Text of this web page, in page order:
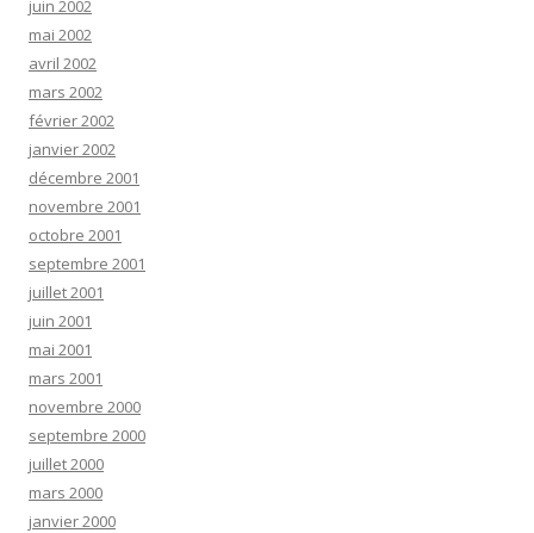
juin 2002
mai 2002
avril 2002
mars 2002
février 2002
janvier 2002
décembre 2001
novembre 2001
octobre 2001
septembre 2001
juillet 2001
juin 2001
mai 2001
mars 2001
novembre 2000
septembre 2000
juillet 2000
mars 2000
janvier 2000